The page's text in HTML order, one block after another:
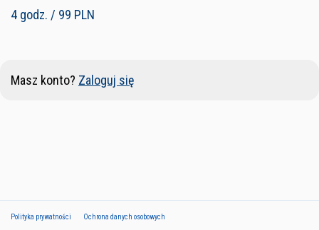
4 godz. / 99 PLN
Masz konto? Zaloguj się
Polityka prywatności Ochrona danych osobowych